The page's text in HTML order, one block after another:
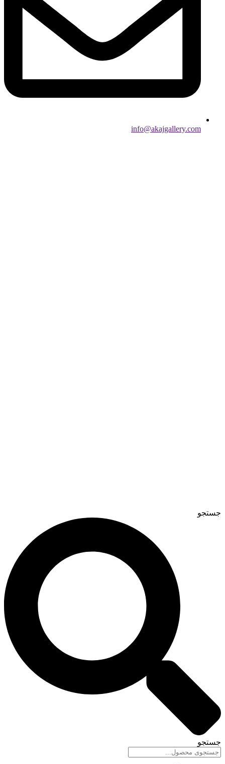
info@akajgallery.com
جستجو
جستجو